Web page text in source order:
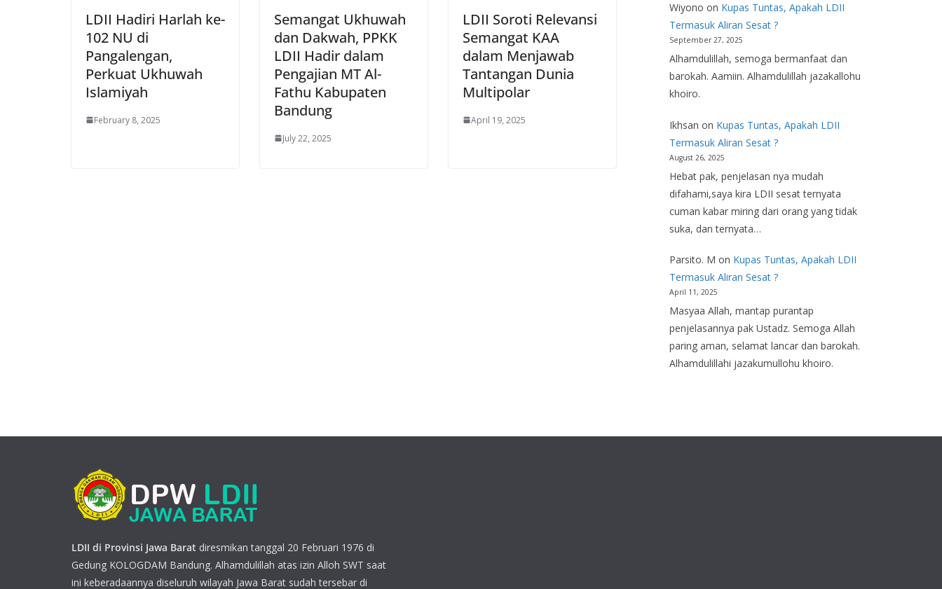
LDII Hadiri Harlah ke-
102 NU di
Pangalengan,
Perkuat Ukhuwah
Islamiyah
February 8, 2025
Semangat Ukhuwah
dan Dakwah, PPKK
LDII Hadir dalam
Pengajian MT Al-
Fathu Kabupaten
Bandung
July 22, 2025
LDII Soroti Relevansi
Semangat KAA
dalam Menjawab
Tantangan Dunia
Multipolar
April 19, 2025
Wiyono on Kupas Tuntas, Apakah LDII
Termasuk Aliran Sesat ?
September 27, 2025
Alhamdulillah, semoga bermanfaat dan
barokah. Aamiin. Alhamdulillah jazakallohu
khoiro.
Ikhsan on Kupas Tuntas, Apakah LDII
Termasuk Aliran Sesat ?
August 26, 2025
Hebat pak, penjelasan nya mudah
difahami,saya kira LDII sesat ternyata
cuman kabar miring dari orang yang tidak
suka, dan ternyata…
Parsito. M on Kupas Tuntas, Apakah LDII
Termasuk Aliran Sesat ?
April 11, 2025
Masyaa Allah, mantap purantap
penjelasannya pak Ustadz. Semoga Allah
paring aman, selamat lancar dan barokah.
Alhamdulillahi jazakumullohu khoiro.
LDII di Provinsi Jawa Barat diresmikan tanggal 20 Februari 1976 di
Gedung KOLOGDAM Bandung. Alhamdulillah atas izin Alloh SWT saat
ini keberadaannya diseluruh wilayah Jawa Barat sudah tersebar di